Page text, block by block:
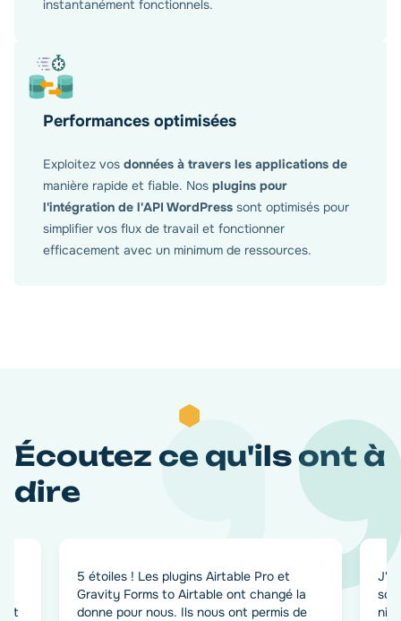
instantanément fonctionnels.
Performances optimisées
Exploitez vos données à travers les applications de
manière rapide et fiable. Nos plugins pour
l'intégration de l'API WordPress sont optimisés pour
simplifier vos flux de travail et fonctionner
efficacement avec un minimum de ressources.
Écoutez ce qu'ils ont à
dire
et
5 étoiles ! Les plugins Airtable Pro et
Gravity Forms to Airtable ont changé la
donne pour nous. Ils nous ont permis de
J'ai